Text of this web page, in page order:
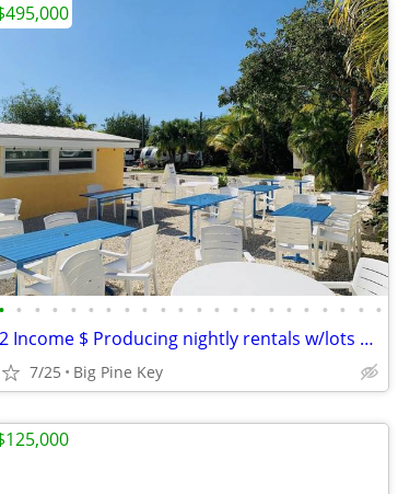
• • • • • • • • • • • • • • • • • • • • • •
2 Income $ Producing nightly rentals w/lots & RV’s | Transient Zoned
7/25 Big Pine Key